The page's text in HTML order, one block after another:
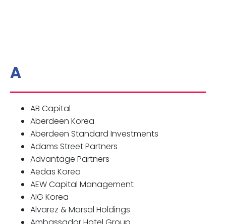
A
AB Capital
Aberdeen Korea
Aberdeen Standard Investments
Adams Street Partners
Advantage Partners
Aedas Korea
AEW Capital Management
AIG Korea
Alvarez & Marsal Holdings